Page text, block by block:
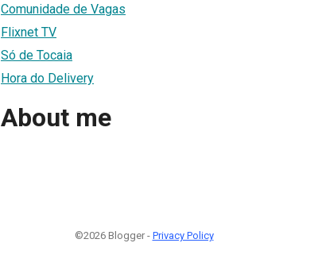
Comunidade de Vagas
Flixnet TV
Só de Tocaia
Hora do Delivery
About me
©2026 Blogger - Privacy Policy